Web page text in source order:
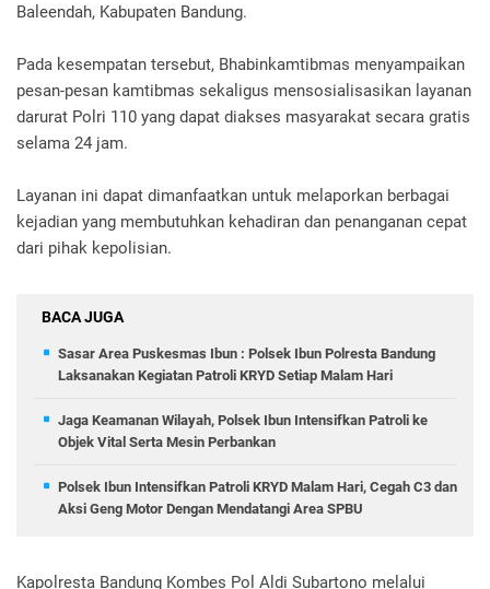
Baleendah, Kabupaten Bandung.
Pada kesempatan tersebut, Bhabinkamtibmas menyampaikan
pesan-pesan kamtibmas sekaligus mensosialisasikan layanan
darurat Polri 110 yang dapat diakses masyarakat secara gratis
selama 24 jam.
Layanan ini dapat dimanfaatkan untuk melaporkan berbagai
kejadian yang membutuhkan kehadiran dan penanganan cepat
dari pihak kepolisian.
BACA JUGA
Sasar Area Puskesmas Ibun : Polsek Ibun Polresta Bandung
Laksanakan Kegiatan Patroli KRYD Setiap Malam Hari
Jaga Keamanan Wilayah, Polsek Ibun Intensifkan Patroli ke
Objek Vital Serta Mesin Perbankan
Polsek Ibun Intensifkan Patroli KRYD Malam Hari, Cegah C3 dan
Aksi Geng Motor Dengan Mendatangi Area SPBU
Kapolresta Bandung Kombes Pol Aldi Subartono melalui